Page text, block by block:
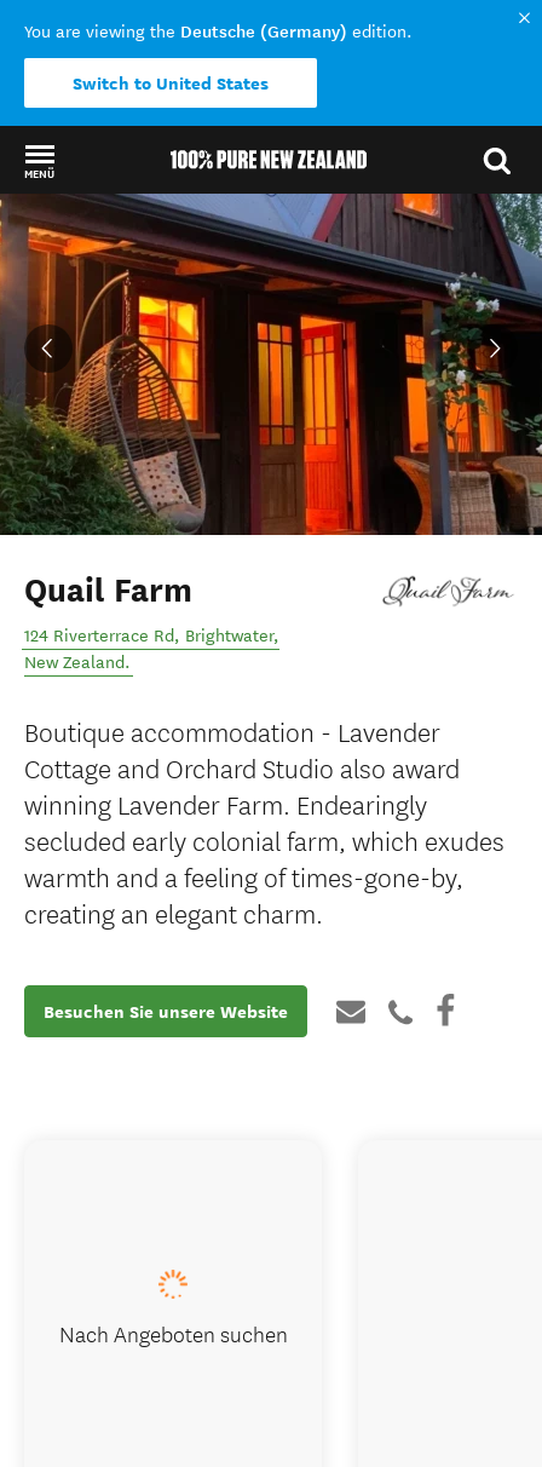
You are viewing the Deutsche (Germany) edition.
Switch to United States
MENÜ
Back to my results
Quail Farm
124 Riverterrace Rd, Brightwater,
New Zealand.
Boutique accommodation - Lavender
Cottage and Orchard Studio also award
winning Lavender Farm. Endearingly
secluded early colonial farm, which exudes
warmth and a feeling of times-gone-by,
creating an elegant charm.
Besuchen Sie unsere Website
Nach Angeboten suchen